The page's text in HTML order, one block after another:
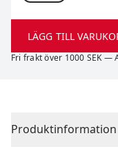
LÄGG TILL
Fri frakt över 1000 SEK
Produktinformation